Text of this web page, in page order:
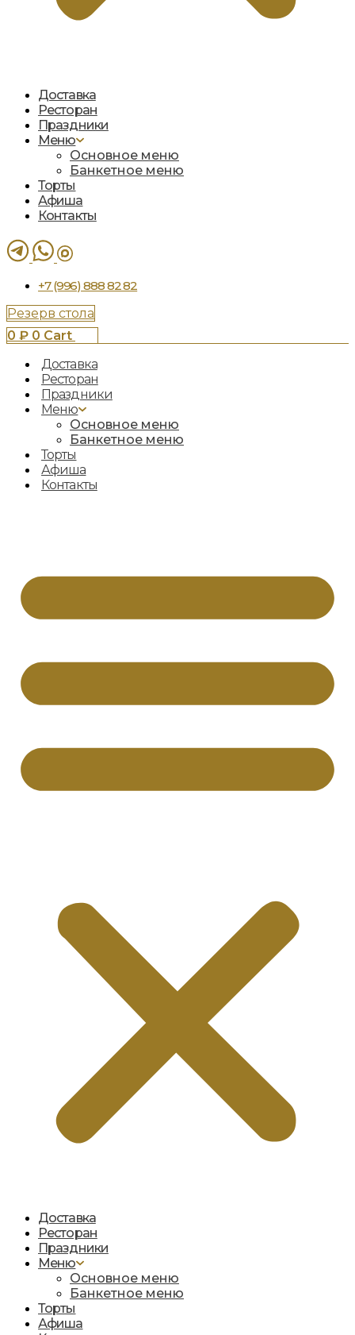
Доставка
Ресторан
Праздники
Меню
Основное меню
Банкетное меню
Торты
Афиша
Контакты
+7 (996) 888 82 82
Резерв стола
0 ₽ 0 Cart
Доставка
Ресторан
Праздники
Меню
Основное меню
Банкетное меню
Торты
Афиша
Контакты
Доставка
Ресторан
Праздники
Меню
Основное меню
Банкетное меню
Торты
Афиша